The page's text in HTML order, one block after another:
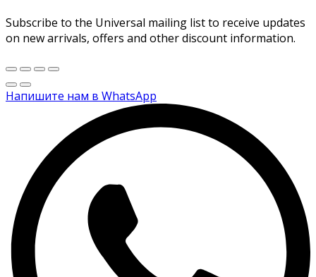
Subscribe to the Universal mailing list to receive updates
on new arrivals, offers and other discount information.
Напишите нам в WhatsApp